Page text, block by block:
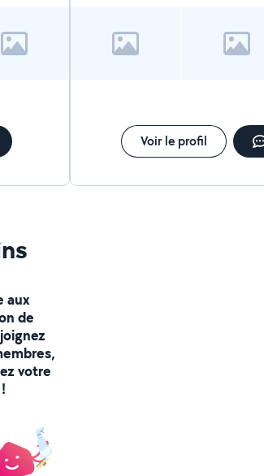
Voir le profil
aux
de
votre